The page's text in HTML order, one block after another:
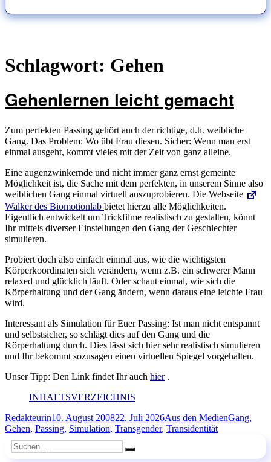
Schlagwort: Gehen
Gehenlernen leicht gemacht
Zum perfekten Passing gehört auch der richtige, d.h. weibliche
Gang. Das Problem: Wo übt Frau diesen. Sicher: Wenn man erst
einmal ausgeht, kommt vieles mit der Zeit von ganz alleine.
Eine augenzwinkernde und nicht immer ganz ernst gemeinte
Möglichkeit ist, die Sache mit dem perfekten, in unserem Sinne also
weiblichen Gang einmal virtuell auszuprobieren. Die Webseite
Walker des Biomotionlab bietet hierzu alle Möglichkeiten.
Eigentlich entwickelt um Trickfilme realistisch zu gestalten, könnt
Ihr mittels diverser Einstellungen den Gang der Geschlechter
simulieren.
Probiert doch also einfach einmal aus, wie die wichtigsten
Körperkoordinaten sich verändern, wenn z.B. ein schwerer Mann
relaxed und glücklich läuft. Oder schaut einmal, wie sich die
Körperhaltung und der Gang ändern, wenn daraus eine leichte Frau
wird.
Interessant als Simulation für Euer Passing: Ist man nicht entspannt
und selbstsicher, so schlägt dies auf den Gang und die
Körperhaltung durch. Dies lässt sich hier sehr realistisch simulieren
und Ihr bekommt sozusagen einen virtuellen Spiegel vorgehalten.
Unser Tipp: Den Link findet Ihr auch hier.
INHALTSVERZEICHNIS
Autor
RedakteurinVeröffentlicht
am
10. August 200822. Juli 2026Kategorien
Aus den MedienGang,
Gehen, Passing, Simulation, Transgender, Transidentität
Suchen
nach:
Suchen